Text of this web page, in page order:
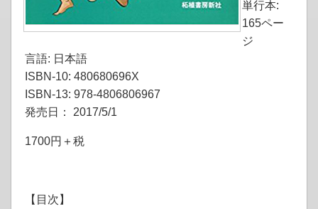
単行本:
165ペー
ジ
言語: 日本語
ISBN-10: 480680696X
ISBN-13: 978-4806806967
発売日： 2017/5/1
1700円＋税
【目次】